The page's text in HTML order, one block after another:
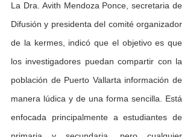
La Dra. Avith Mendoza Ponce, secretaria de
Difusión y presidenta del comité organizador
de la kermes, indicó que el objetivo es que
los investigadores puedan compartir con la
población de Puerto Vallarta información de
manera lúdica y de una forma sencilla. Está
enfocada principalmente a estudiantes de